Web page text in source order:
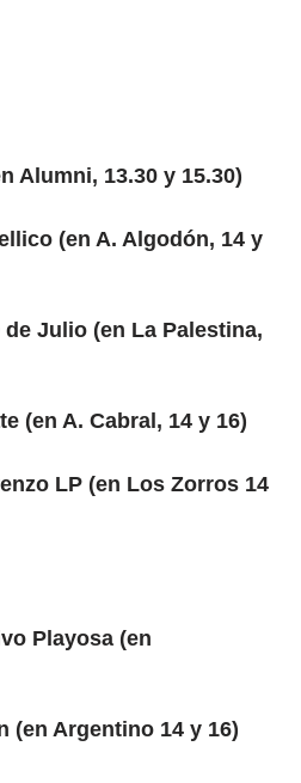
Alumni, 13.30 y 15.30)
(en A. Algodón, 14 y
Julio (en La Palestina,
(en A. Cabral, 14 y 16)
LP (en Los Zorros 14
Playosa (en
(en Argentino 14 y 16)